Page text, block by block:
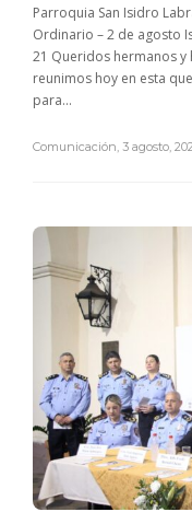
Parroquia San Isidro
Ordinario – 2 de agosto
21 Queridos hermanos y
reunimos hoy en esta
para...
Comunicación 3 agosto,